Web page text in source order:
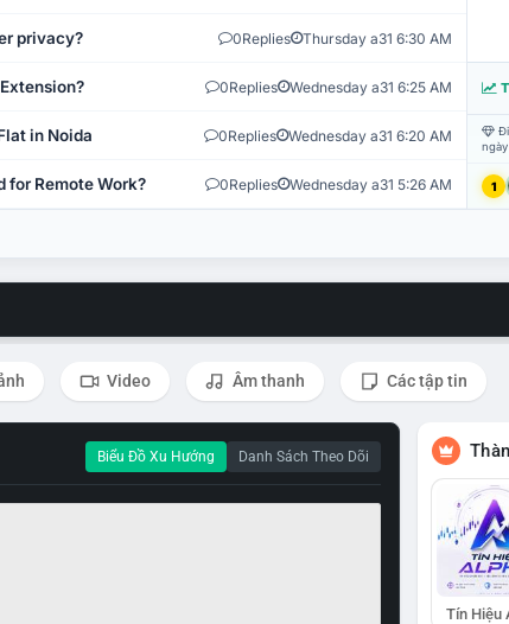
privacy? 0Replies Thursday a31 6:30 AM
0Replies Wednesday a31 6:25 AM
in Noida 0Replies Wednesday a31 6:20 AM
for Remote Work? 0Replies Wednesday a31 5:26 AM 1
Video Âm thanh Các tập tin
Biểu Đồ Xu Hướng Danh Sách Theo Dõi
Tín Hiệu